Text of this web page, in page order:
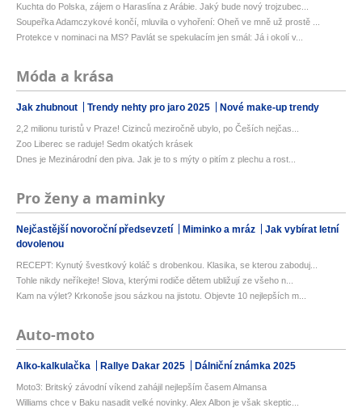
Kuchta do Polska, zájem o Haraslína z Arábie. Jaký bude nový trojzubec...
Soupeřka Adamczykové končí, mluvila o vyhoření: Oheň ve mně už prostě ...
Protekce v nominaci na MS? Pavlát se spekulacím jen smál: Já i okolí v...
Móda a krása
Jak zhubnout Trendy nehty pro jaro 2025 Nové make-up trendy
2,2 milionu turistů v Praze! Cizinců meziročně ubylo, po Češích nejčas...
Zoo Liberec se raduje! Sedm okatých krásek
Dnes je Mezinárodní den piva. Jak je to s mýty o pitím z plechu a rost...
Pro ženy a maminky
Nejčastější novoroční předsevzetí Miminko a mráz
Jak vybírat letní
dovolenou
RECEPT: Kynutý švestkový koláč s drobenkou. Klasika, se kterou zaboduj...
Tohle nikdy neříkejte! Slova, kterými rodiče dětem ubližují ze všeho n...
Kam na výlet? Krkonoše jsou sázkou na jistotu. Objevte 10 nejlepších m...
Auto-moto
Alko-kalkulačka Rallye Dakar 2025 Dálniční známka 2025
Moto3: Britský závodní víkend zahájil nejlepším časem Almansa
Williams chce v Baku nasadit velké novinky. Alex Albon je však skeptic...